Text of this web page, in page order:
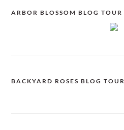
ARBOR BLOSSOM BLOG TOUR
BACKYARD ROSES BLOG TOUR